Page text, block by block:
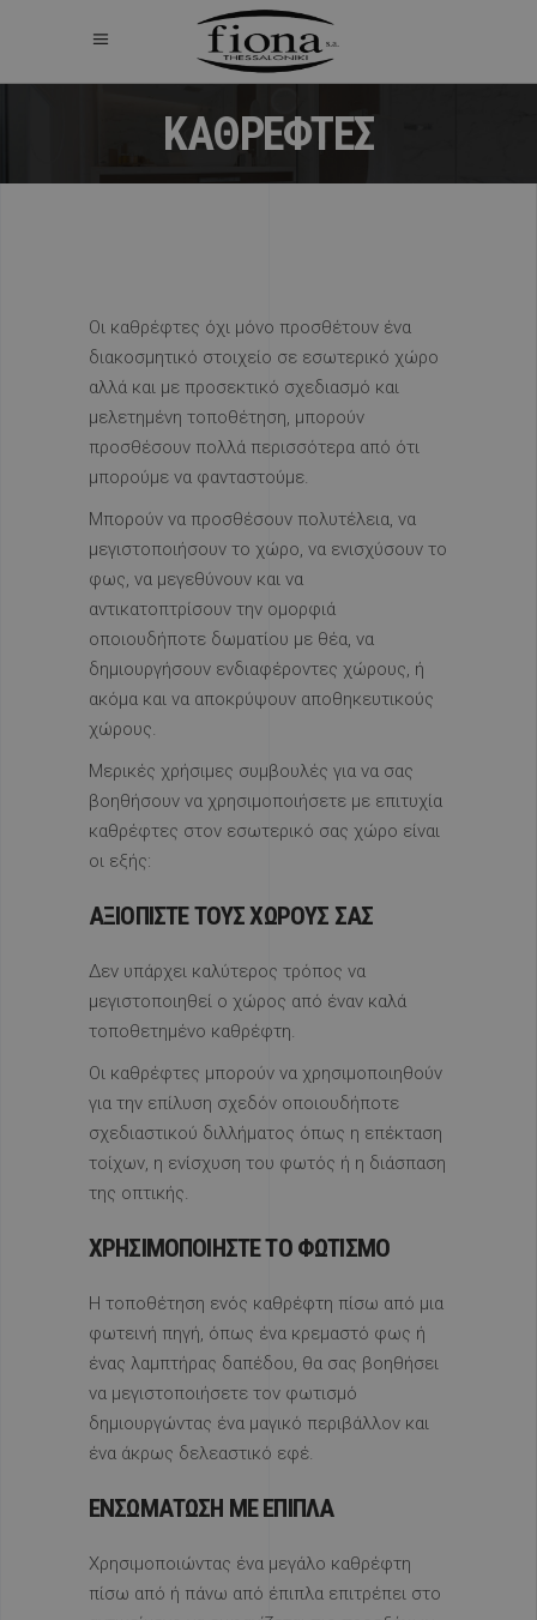
ΚΑΘΡΕΦΤΕΣ
Οι καθρέφτες όχι μόνο προσθέτουν ένα
διακοσμητικό στοιχείο σε εσωτερικό χώρο
αλλά και με προσεκτικό σχεδιασμό και
μελετημένη τοποθέτηση, μπορούν
προσθέσουν πολλά περισσότερα από ότι
μπορούμε να φανταστούμε.
Μπορούν να προσθέσουν πολυτέλεια, να
μεγιστοποιήσουν το χώρο, να ενισχύσουν το
φως, να μεγεθύνουν και να
αντικατοπτρίσουν την ομορφιά
οποιουδήποτε δωματίου με θέα, να
δημιουργήσουν ενδιαφέροντες χώρους, ή
ακόμα και να αποκρύψουν αποθηκευτικούς
χώρους.
Μερικές χρήσιμες συμβουλές για να σας
βοηθήσουν να χρησιμοποιήσετε με επιτυχία
καθρέφτες στον εσωτερικό σας χώρο είναι
οι εξής:
ΑΞΙΟΠΙΣΤΕ ΤΟΥΣ ΧΩΡΟΥΣ ΣΑΣ
Δεν υπάρχει καλύτερος τρόπος να
μεγιστοποιηθεί ο χώρος από έναν καλά
τοποθετημένο καθρέφτη.
Οι καθρέφτες μπορούν να χρησιμοποιηθούν
για την επίλυση σχεδόν οποιουδήποτε
σχεδιαστικού διλλήματος όπως η επέκταση
τοίχων, η ενίσχυση του φωτός ή η διάσπαση
της οπτικής.
ΧΡΗΣΙΜΟΠΟΙΗΣΤΕ ΤΟ ΦΩΤΙΣΜΟ
Η τοποθέτηση ενός καθρέφτη πίσω από μια
φωτεινή πηγή, όπως ένα κρεμαστό φως ή
ένας λαμπτήρας δαπέδου, θα σας βοηθήσει
να μεγιστοποιήσετε τον φωτισμό
δημιουργώντας ένα μαγικό περιβάλλον και
ένα άκρως δελεαστικό εφέ.
ΕΝΣΩΜΑΤΩΣΗ ΜΕ ΕΠΙΠΛΑ
Χρησιμοποιώντας ένα μεγάλο καθρέφτη
πίσω από ή πάνω από έπιπλα επιτρέπει στο